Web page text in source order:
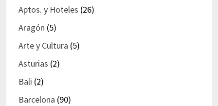
Aptos. y Hoteles (26)
Aragón (5)
Arte y Cultura (5)
Asturias (2)
Bali (2)
Barcelona (90)